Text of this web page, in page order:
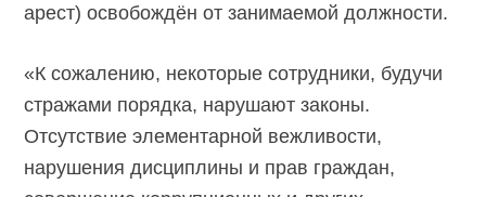
арест) освобождён от занимаемой должности.
«К сожалению, некоторые сотрудники, будучи
стражами порядка, нарушают законы.
Отсутствие элементарной вежливости,
нарушения дисциплины и прав граждан,